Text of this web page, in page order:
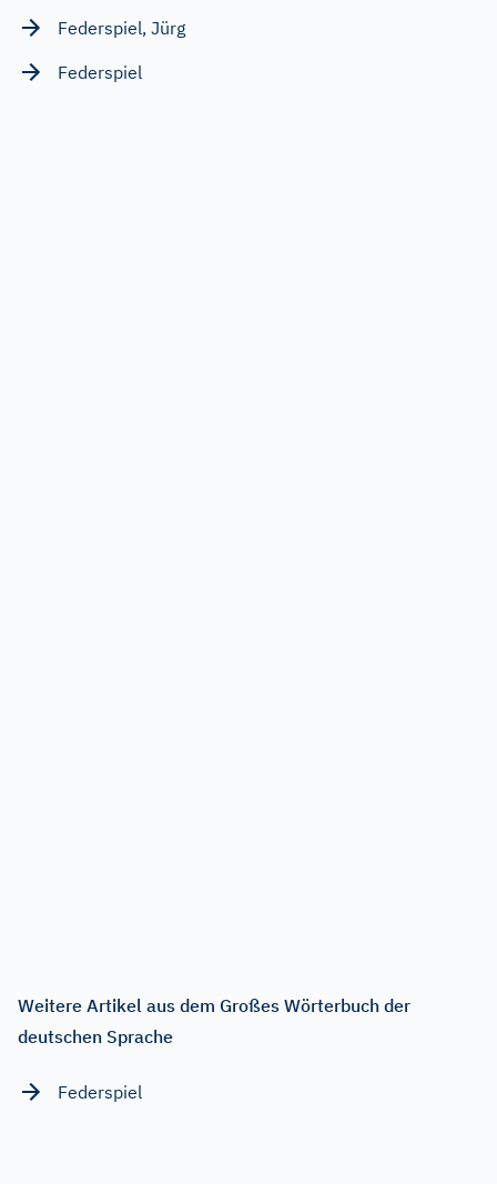
Federspiel, Jürg
Federspiel
Weitere Artikel aus dem Großes Wörterbuch der
deutschen Sprache
Federspiel